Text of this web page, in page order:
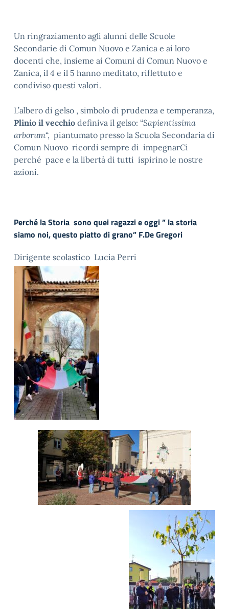
Un ringraziamento agli alunni delle Scuole
Secondarie di Comun Nuovo e Zanica e ai loro
docenti che, insieme ai Comuni di Comun Nuovo e
Zanica, il 4 e il 5 hanno meditato, riflettuto e
condiviso questi valori.
L’albero di gelso , simbolo di prudenza e temperanza,
Plinio il vecchio definiva il gelso: “Sapientissima
arborum“, piantumato presso la Scuola Secondaria di
Comun Nuovo ricordi sempre di impegnarCi
perché pace e la libertà di tutti ispirino le nostre
azioni.
Perché la Storia sono quei ragazzi e oggi ” la storia
siamo noi, questo piatto di grano” F.De Gregori
Dirigente scolastico Lucia Perri